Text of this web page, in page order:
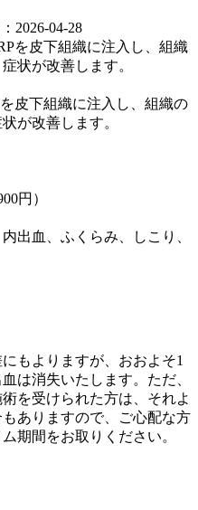
2026-04-28
皮下組織に注入し、組織の
が改善します。
円）
出血、ふくらみ、しこり、
もよりますが、おおよそ1
は消失いたします。ただ、
を受けられた方は、それよ
ありますので、ご心配な方
期間をお取りください。